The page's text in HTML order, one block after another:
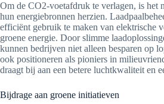
Om de CO2-voetafdruk te verlagen, is het
hun energiebronnen herzien.
efficiënt gebruik te maken van elektrische
groene energie. Door slimme
kunnen bedrijven niet alleen besparen op
ook positioneren als pioniers in
draagt bij aan een betere luchtkwaliteit en
Bijdrage aan groene initiatieven